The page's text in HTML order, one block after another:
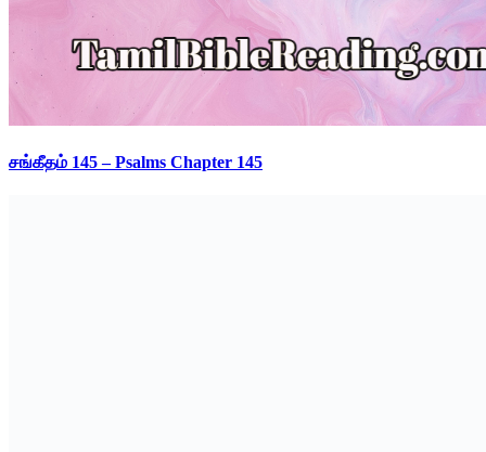
சங்கீதம் 145 – Psalms Chapter 145